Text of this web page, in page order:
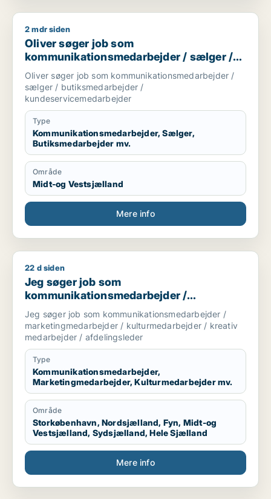
Oliver søger job som kommunikationsmedarbejder /
2 mdr siden
Oliver søger job som
kommunikationsmedarbejder / sælger /
butiksmedarbejder /
kundeservicemedarbejder
Oliver søger job som kommunikationsmedarbejder /
sælger / butiksmedarbejder /
kundeservicemedarbejder
Type
Kommunikationsmedarbejder, Sælger,
Butiksmedarbejder mv.
Område
Midt-og Vestsjælland
Mere info
Jeg søger job som kommunikationsmedarbejder /
22 d siden
Jeg søger job som
kommunikationsmedarbejder /
marketingmedarbejder /
kulturmedarbejder / kreativ medarbejder /
afdelingsleder
Jeg søger job som kommunikationsmedarbejder /
marketingmedarbejder / kulturmedarbejder / kreativ
medarbejder / afdelingsleder
Type
Kommunikationsmedarbejder,
Marketingmedarbejder, Kulturmedarbejder mv.
Område
Storkøbenhavn, Nordsjælland, Fyn, Midt-og
Vestsjælland, Sydsjælland, Hele Sjælland
Mere info